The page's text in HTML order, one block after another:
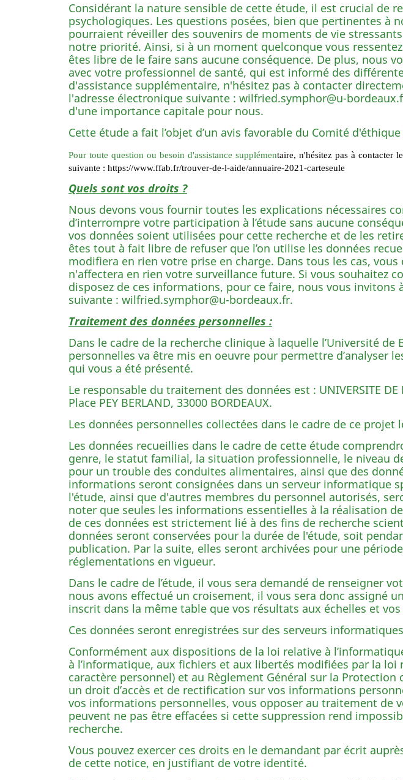
Considérant la nature sensible de cette étude, il est crucial de
psychologiques. Les questions posées, bien que pertinentes
pourraient réveiller des souvenirs de moments de vie
notre priorité. Ainsi, si à un moment quelconque vous
êtes libre de le faire sans aucune conséquence. De plus, nous
avec votre professionnel de santé, qui est informé des
d'assistance supplémentaire, n'hésitez pas à contacter
l'adresse électronique suivante : wilfried.symphor@u-
d'une importance capitale pour nous.
Cette étude a fait l’objet d’un avis favorable du Comité
Pour toute question ou besoin d'assistance supplémentaire, n'hésitez pas à contacter
suivante : https://www.ffab.fr/trouver-de-l-aide/annuaire-2021-carteseule
Quels sont vos droits ?
Nous devons vous fournir toutes les explications nécessaires
d’interrompre votre participation à l’étude sans aucune
vos données soient utilisées pour cette recherche et de les
êtes tout à fait libre de refuser que l’on utilise les données
modifiera en rien votre prise en charge. Dans tous les cas,
n'affectera en rien votre surveillance future. Si vous souhaitez
disposez de ces informations, pour ce faire, nous vous invitons
suivante : wilfried.symphor@u-bordeaux.fr.
Traitement des données personnelles :
Dans le cadre de la recherche clinique à laquelle l’Université
personnelles va être mis en oeuvre pour permettre d’analyser
qui vous a été présenté.
Le responsable du traitement des données est : UNIVERSITE
Place PEY BERLAND, 33000 BORDEAUX.
Les données personnelles collectées dans le cadre de ce
Les données recueillies dans le cadre de cette étude
genre, le statut familial, la situation professionnelle, le niveau
pour un trouble des conduites alimentaires, ainsi que des
informations seront consignées dans un serveur informatique
l'étude, ainsi que d'autres membres du personnel autorisés,
noter que seules les informations essentielles à la réalisation
de ces données est strictement lié à des fins de recherche
données seront conservées pour la durée de l'étude, soit
publication. Par la suite, elles seront archivées pour une
réglementations en vigueur.
Dans le cadre de l’étude, il vous sera demandé de renseigner
nous avons effectué un croisement, il vous sera donc assigné
inscrit dans la même table que vos résultats aux échelles et
Ces données seront enregistrées sur des serveurs
Conformément aux dispositions de la loi relative à
à l’informatique, aux fichiers et aux libertés modifiées par la
caractère personnel) et au Règlement Général sur la Protection
un droit d’accès et de rectification sur vos informations
vos informations personnelles, vous opposer au traitement de
peuvent ne pas être effacées si cette suppression rend
recherche.
Vous pouvez exercer ces droits en le demandant par écrit
de cette notice, en justifiant de votre identité.